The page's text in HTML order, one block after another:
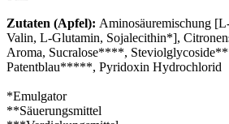
Zutaten (Apfel): Aminosäuremischung
Valin, L-Glutamin, Sojalecithin*],
Aroma, Sucralose****,
Patentblau*****, Pyridoxin Hydrochlorid
*Emulgator
**Säuerungsmittel